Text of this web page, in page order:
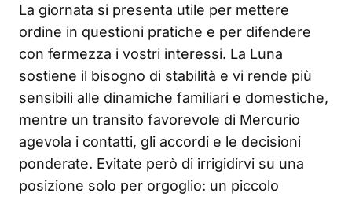
La giornata si presenta utile per mettere
ordine in questioni pratiche e per difendere
con fermezza i vostri interessi. La Luna
sostiene il bisogno di stabilità e vi rende più
sensibili alle dinamiche familiari e domestiche,
mentre un transito favorevole di Mercurio
agevola i contatti, gli accordi e le decisioni
ponderate. Evitate però di irrigidirvi su una
posizione solo per orgoglio: un piccolo